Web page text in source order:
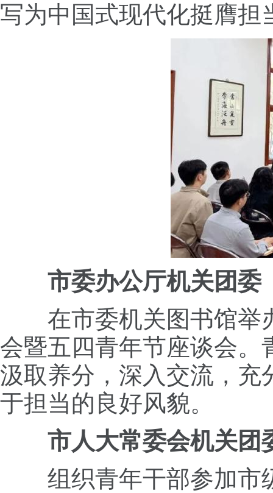
写为中国式现代化挺膺担
市委办公厅机关团委
在市委机关图书馆举
会暨五四青年节座谈会。
汲取养分，深入交流，充
于担当的良好风貌。
市人大常委会机关团
组织青年干部参加市级